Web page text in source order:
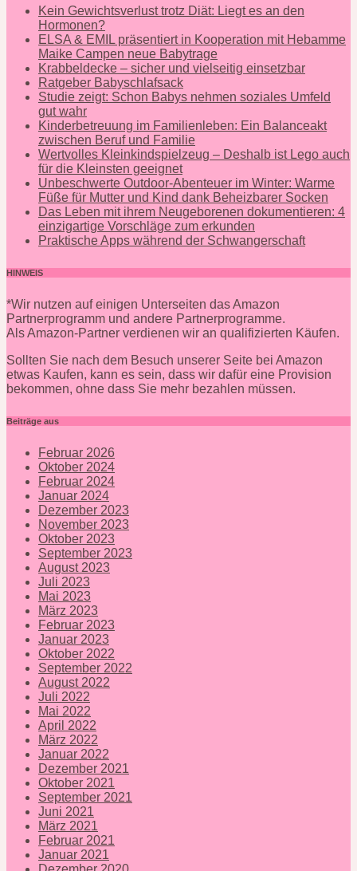
Kein Gewichtsverlust trotz Diät: Liegt es an den
Hormonen?
ELSA & EMIL präsentiert in Kooperation mit Hebamme
Maike Campen neue Babytrage
Krabbeldecke – sicher und vielseitig einsetzbar
Ratgeber Babyschlafsack
Studie zeigt: Schon Babys nehmen soziales Umfeld
gut wahr
Kinderbetreuung im Familienleben: Ein Balanceakt
zwischen Beruf und Familie
Wertvolles Kleinkindspielzeug – Deshalb ist Lego auch
für die Kleinsten geeignet
Unbeschwerte Outdoor-Abenteuer im Winter: Warme
Füße für Mutter und Kind dank Beheizbarer Socken
Das Leben mit ihrem Neugeborenen dokumentieren: 4
einzigartige Vorschläge zum erkunden
Praktische Apps während der Schwangerschaft
HINWEIS
*Wir nutzen auf einigen Unterseiten das Amazon
Partnerprogramm und andere Partnerprogramme.
Als Amazon-Partner verdienen wir an qualifizierten Käufen.
Sollten Sie nach dem Besuch unserer Seite bei Amazon
etwas Kaufen, kann es sein, dass wir dafür eine Provision
bekommen, ohne dass Sie mehr bezahlen müssen.
Beiträge aus
Februar 2026
Oktober 2024
Februar 2024
Januar 2024
Dezember 2023
November 2023
Oktober 2023
September 2023
August 2023
Juli 2023
Mai 2023
März 2023
Februar 2023
Januar 2023
Oktober 2022
September 2022
August 2022
Juli 2022
Mai 2022
April 2022
März 2022
Januar 2022
Dezember 2021
Oktober 2021
September 2021
Juni 2021
März 2021
Februar 2021
Januar 2021